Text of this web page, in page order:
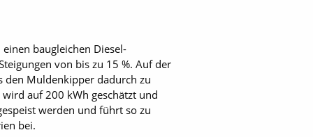
baugleichen Diesel-
von bis zu 15 %. Auf der
den Muldenkipper dadurch zu
auf 200 kWh geschätzt und
werden und führt so zu
bei.